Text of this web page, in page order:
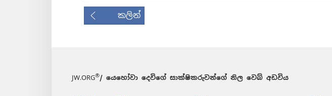
කලින්
JW.ORG®/ යෙහෝවා දෙවිගේ සාක්ෂිකරුවන්ගේ නිල වෙබ් අඩවිය